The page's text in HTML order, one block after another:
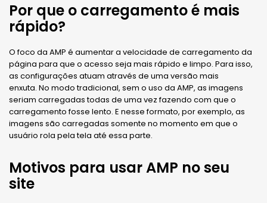
Por que o carregamento é mais
rápido?
O foco da AMP é aumentar a velocidade de carregamento da
página para que o acesso seja mais rápido e limpo. Para isso,
as configurações atuam através de uma versão mais
enxuta. No modo tradicional, sem o uso da AMP, as imagens
seriam carregadas todas de uma vez fazendo com que o
carregamento fosse lento. E nesse formato, por exemplo, as
imagens são carregadas somente no momento em que o
usuário rola pela tela até essa parte.
Motivos para usar AMP no seu
site